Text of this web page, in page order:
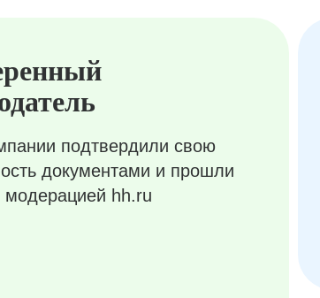
подтвердили свою
документами и прошли
модерацией hh.ru